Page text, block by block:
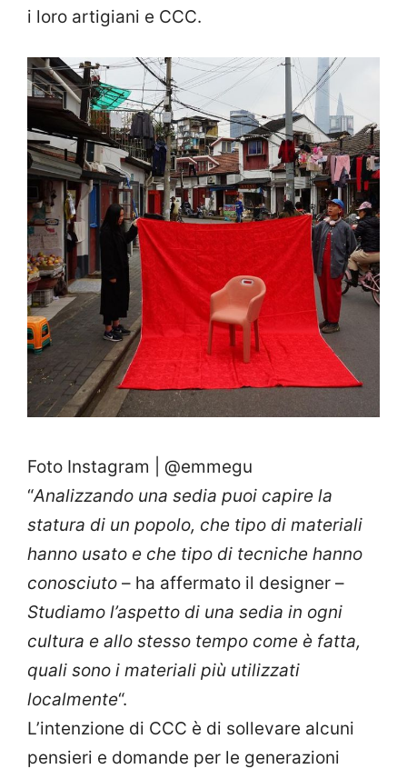
i loro artigiani e CCC.
Foto Instagram | @emmegu
“Analizzando una sedia puoi capire la
statura di un popolo, che tipo di materiali
hanno usato e che tipo di tecniche hanno
conosciuto – ha affermato il designer –
Studiamo l’aspetto di una sedia in ogni
cultura e allo stesso tempo come è fatta,
quali sono i materiali più utilizzati
localmente“.
L’intenzione di CCC è di sollevare alcuni
pensieri e domande per le generazioni